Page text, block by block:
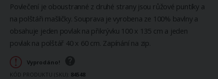
Povlečení je oboustranné z druhé strany jsou růžové puntíky a
na polštáři mašličky. Souprava je vyrobena ze 100% bavlny a
obsahuje jeden povlak na přikrývku 100 x 135 cm a jeden
povlak na polštář 40 x 60 cm. Zapínání na zip.
Vyprodáno!
KÓD PRODUKTU (SKU) 84548